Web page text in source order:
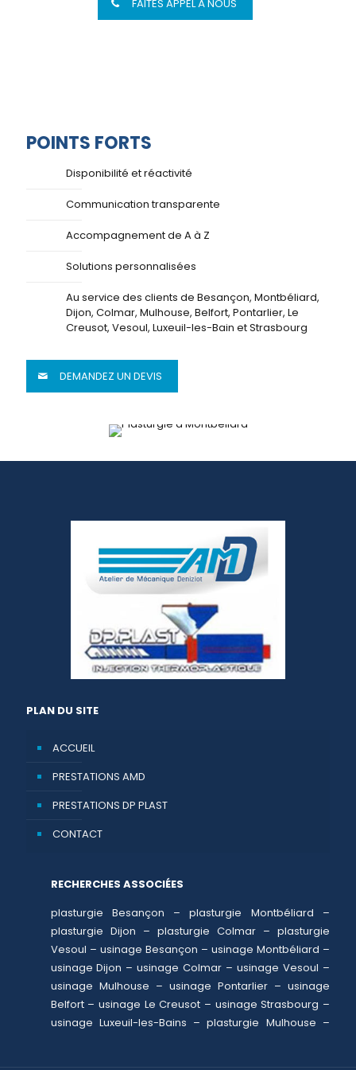
FAITES APPEL À NOUS
POINTS FORTS
Disponibilité et réactivité
Communication transparente
Accompagnement de A à Z
Solutions personnalisées
Au service des clients de Besançon, Montbéliard,
Dijon, Colmar, Mulhouse, Belfort, Pontarlier, Le
Creusot, Vesoul, Luxeuil-les-Bain et Strasbourg
DEMANDEZ UN DEVIS
PLAN DU SITE
ACCUEIL
PRESTATIONS AMD
PRESTATIONS DP PLAST
CONTACT
RECHERCHES ASSOCIÉES
plasturgie Besançon –plasturgie Montbéliard –
plasturgie Dijon – plasturgie Colmar–plasturgie
Vesoul – usinage Besançon – usinage Montbéliard –
usinage Dijon –usinage Colmar –usinage Vesoul –
usinage Mulhouse – usinage Pontarlier–usinage
Belfort– usinage Le Creusot – usinage Strasbourg –
usinage Luxeuil-les-Bains –plasturgie Mulhouse –